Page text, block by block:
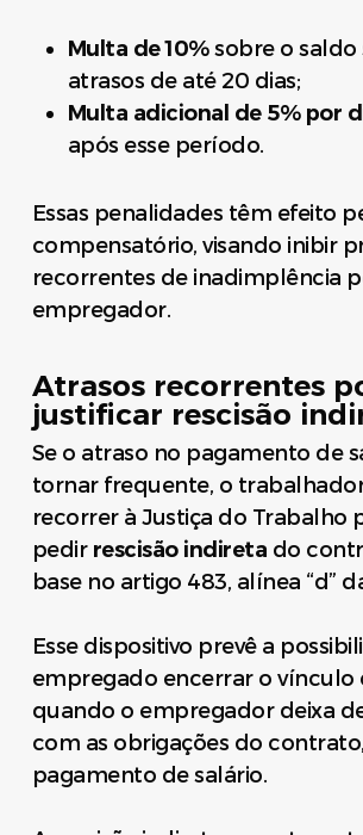
Multa de 10%sobre o saldo
atrasos de até 20 dias;
Multa adicional de 5% por
após esse período.
Essas penalidades têm efeito
compensatório, visando inibir
recorrentes de inadimplência
empregador.
Atrasos recorrentes
justificar rescisão
Se o atraso no pagamento de
tornar frequente, o
recorrer à Justiça do Trabalho
pedir rescisão indireta do
base no artigo 483, alínea “d”
Esse dispositivo prevê a
empregado encerrar o vínculo
quando o empregador deixa
com as obrigações do
pagamento de salário.